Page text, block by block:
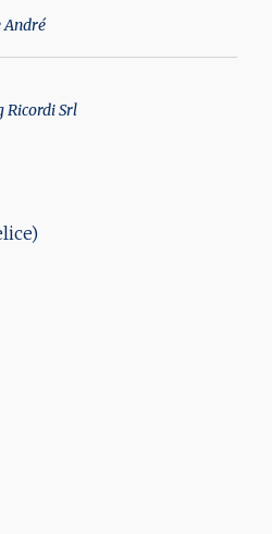
André
Ricordi Srl